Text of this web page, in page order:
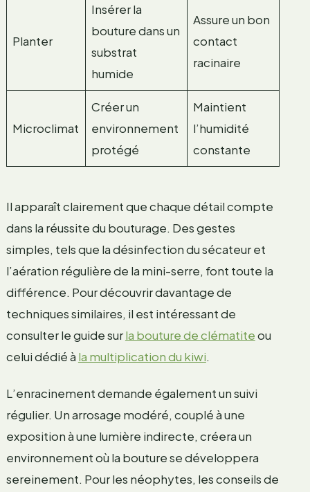
Planter
Insérer la
bouture dans un
substrat
humide
Assure un bon
contact
racinaire
Microclimat
Créer un
environnement
protégé
Maintient
l’humidité
constante
Il apparaît clairement que chaque détail compte
dans la réussite du bouturage. Des gestes
simples, tels que la désinfection du sécateur et
l’aération régulière de la mini-serre, font toute la
différence. Pour découvrir davantage de
techniques similaires, il est intéressant de
consulter le guide surla bouture de clématiteou
celui dédié à la multiplication du kiwi.
L’enracinement demande également un suivi
régulier. Un arrosage modéré, couplé à une
exposition à une lumière indirecte, créera un
environnement où la bouture se développera
sereinement. Pour les néophytes, les conseils de